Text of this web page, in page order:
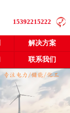
15392215222
解决方案
联系我们